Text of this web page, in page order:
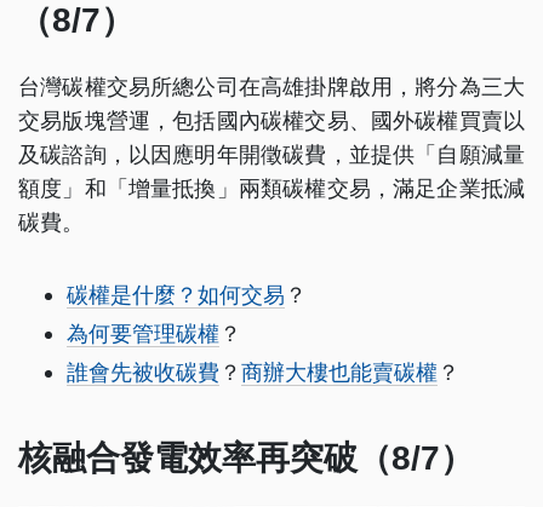
（8/7）
台灣碳權交易所總公司在高雄掛牌啟用，將分為三大
交易版塊營運，包括國內碳權交易、國外碳權買賣以
及碳諮詢，以因應明年開徵碳費，並提供「自願減量
額度」和「增量抵換」兩類碳權交易，滿足企業抵減
碳費。
碳權是什麼？如何交易 ？
為何要管理碳權 ？
誰會先被收碳費 ？ 商辦大樓也能賣碳權 ？
核融合發電效率再突破（8/7）